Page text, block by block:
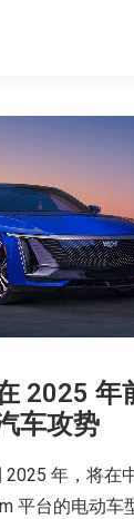
2025 年
车攻势
年，将在
平台的电动车